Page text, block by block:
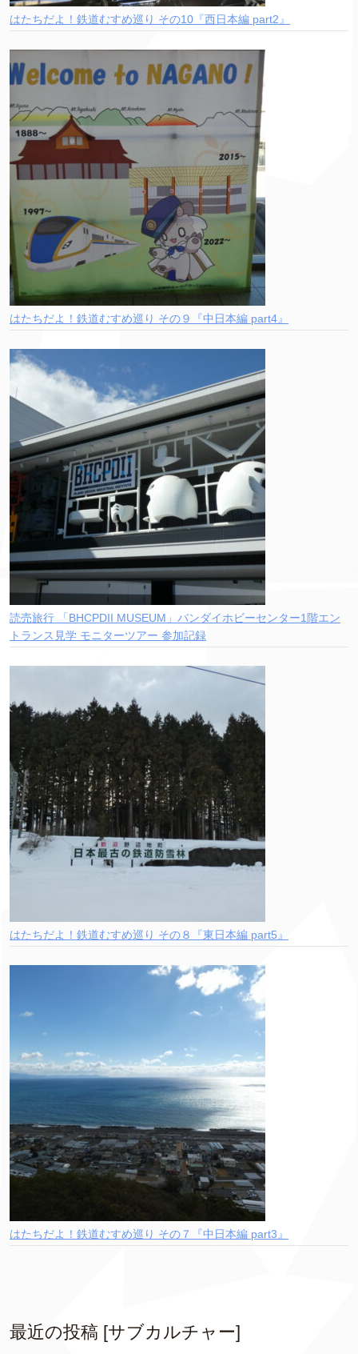
はたちだよ！鉄道むすめ巡り その10『西日本編 part2』
はたちだよ！鉄道むすめ巡り その９『中日本編 part4』
読売旅行 「BHCPDII MUSEUM」バンダイホビーセンター1階エン
トランス見学 モニターツアー 参加記録
はたちだよ！鉄道むすめ巡り その８『東日本編 part5』
はたちだよ！鉄道むすめ巡り その７『中日本編 part3』
最近の投稿 [サブカルチャー]